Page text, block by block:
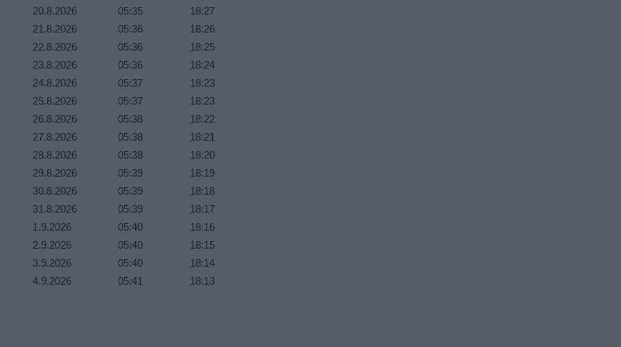
20.8.2026
05:35
18:27
21.8.2026
05:36
18:26
22.8.2026
05:36
18:25
23.8.2026
05:36
18:24
24.8.2026
05:37
18:23
25.8.2026
05:37
18:23
26.8.2026
05:38
18:22
27.8.2026
05:38
18:21
28.8.2026
05:38
18:20
29.8.2026
05:39
18:19
30.8.2026
05:39
18:18
31.8.2026
05:39
18:17
1.9.2026
05:40
18:16
2.9.2026
05:40
18:15
3.9.2026
05:40
18:14
4.9.2026
05:41 18:13